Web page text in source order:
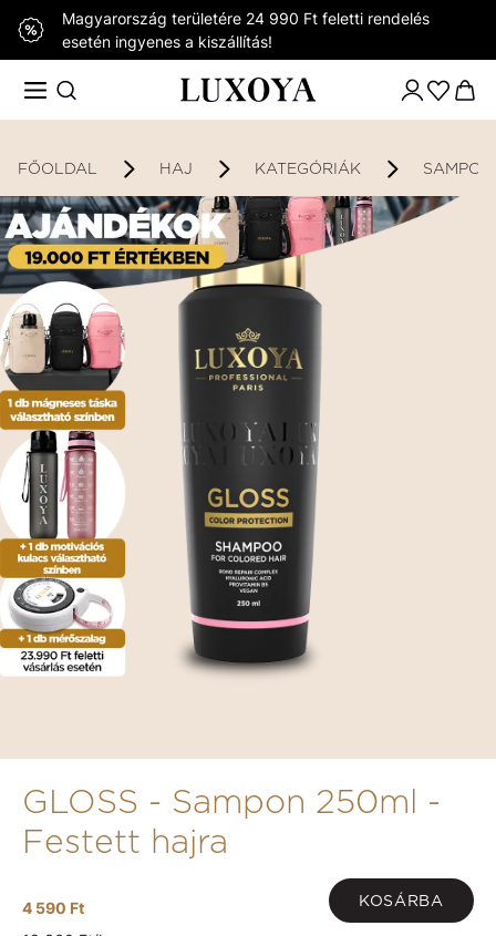
Magyarország területére 24 990 Ft feletti rendelés
esetén ingyenes a kiszállítás!
FŐOLDAL HAJ KATEGÓRIÁK
GLOSS - Sampon 250ml -
Festett hajra
4 590 Ft KOSÁRBA